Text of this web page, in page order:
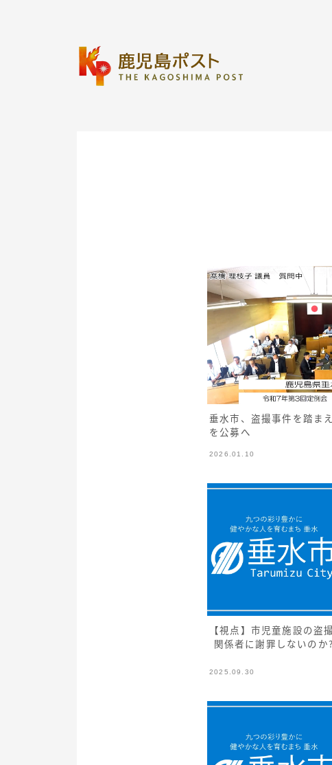
垂水市、盗撮事件を踏ま
を公募へ
2026.01.10
【視点】市児童施設の盗
関係者に謝罪しないのか？
2025.09.30